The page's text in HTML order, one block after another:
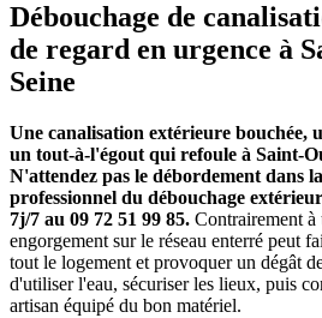
Débouchage de
de regard en urgence à
Seine
Une canalisation extérieure bouchée,
un tout-à-l'égout qui refoule à Saint-
N'attendez pas le débordement dans
professionnel du débouchage
7j/7 au 09 72 51 99 85. Contrairement
engorgement sur le réseau enterré peut
tout le logement et provoquer un dégât
d'utiliser l'eau, sécuriser les lieux, puis
artisan équipé du bon matériel.